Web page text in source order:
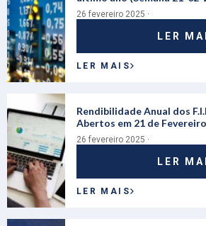
26 fevereiro 2025 ·
LER
LER MAIS
Rendibilidade Anual dos
Abertos em 21 de
26 fevereiro 2025 ·
LER
LER MAIS